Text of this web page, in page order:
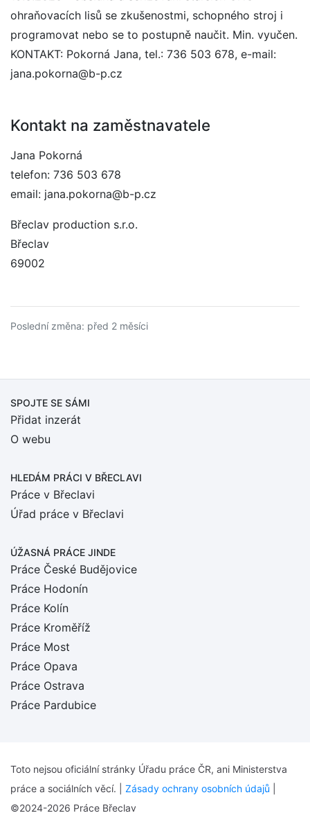
ohraňovacích lisů se zkušenostmi, schopného stroj i
programovat nebo se to postupně naučit. Min. vyučen.
KONTAKT: Pokorná Jana, tel.: 736 503 678, e-mail:
jana.pokorna@b-p.cz
Kontakt na zaměstnavatele
Jana Pokorná
telefon: 736 503 678
email: jana.pokorna@b-p.cz
Břeclav production s.r.o.
Břeclav
69002
Poslední změna: před 2 měsíci
SPOJTE SE SÁMI
Přidat inzerát
O webu
HLEDÁM PRÁCI V BŘECLAVI
Práce v Břeclavi
Úřad práce v Břeclavi
ÚŽASNÁ PRÁCE JINDE
Práce České Budějovice
Práce Hodonín
Práce Kolín
Práce Kroměříž
Práce Most
Práce Opava
Práce Ostrava
Práce Pardubice
Toto nejsou oficiální stránky Úřadu práce ČR, ani Ministerstva
práce a sociálních věcí. | Zásady ochrany osobních údajů
©2024-2026 Práce Břeclav